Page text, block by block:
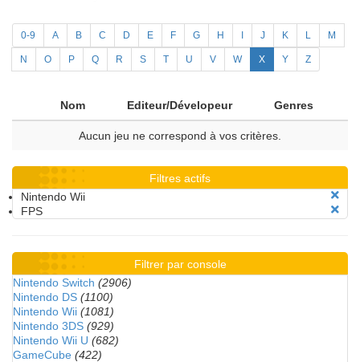
0-9 A B C D E F G H J K L M
N O P Q R S T U V W X Y Z
Nom Editeur/Dévelopeur Genres
Aucun jeu ne correspond à vos critères.
Filtres actifs
Nintendo Wii
FPS
Filtrer par console
Nintendo Switch (2906)
Nintendo DS (1100)
Nintendo Wii (1081)
Nintendo 3DS (929)
Nintendo Wii U (682)
GameCube (422)